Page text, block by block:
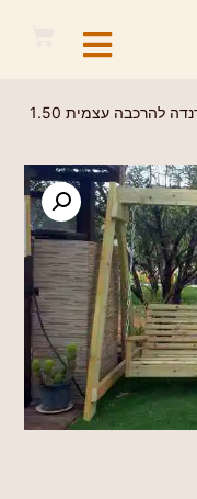
/ קיט נדנדה להרכבה עצמית 1.50